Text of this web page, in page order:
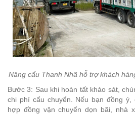
Nâng cẩu Thanh Nhã hỗ trợ khách
Bước 3: Sau khi hoàn tất khảo sát,
chi phí cẩu chuyển. Nếu bạn đồng
hợp đồng vận chuyển dọn bãi, nhà